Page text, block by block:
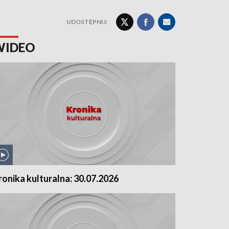
UDOSTĘPNIJ:
kulturalna: 30.07.2026